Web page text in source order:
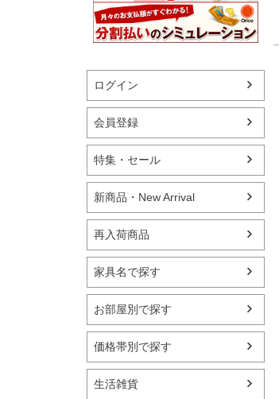
ログイン
会員登録
特集・セール
新商品・New Arrival
再入荷商品
家具名で探す
お部屋別で探す
価格帯別で探す
生活雑貨